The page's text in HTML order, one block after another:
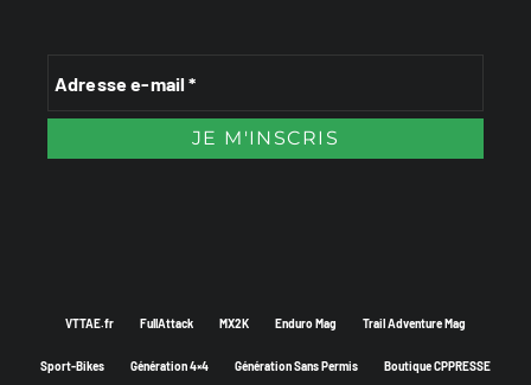
VTTAE.fr FullAttack MX2K Enduro Mag Trail Adventure Mag
Sport-Bikes Génération 4×4 Génération Sans Permis Boutique CPPRESSE